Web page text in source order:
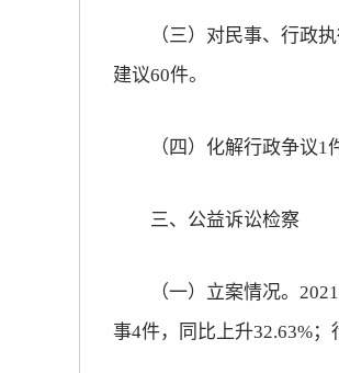
（三）对民事、行政执
建议60件。
（四）化解行政争议1件
三、公益诉讼检察
（一）立案情况。2021
事4件，同比上升32.63%；